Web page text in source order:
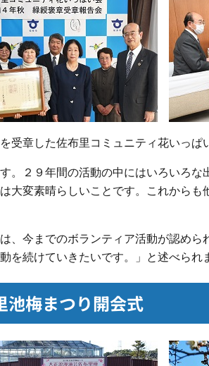
受章した佐布里コミュニティ花いっぱ
。２９年間の活動の中にはいろいろ
大変素晴らしいことです。これから
、今までのボランティア活動が認め
を続けていきたいです。」と述べられ
池梅まつり開会式